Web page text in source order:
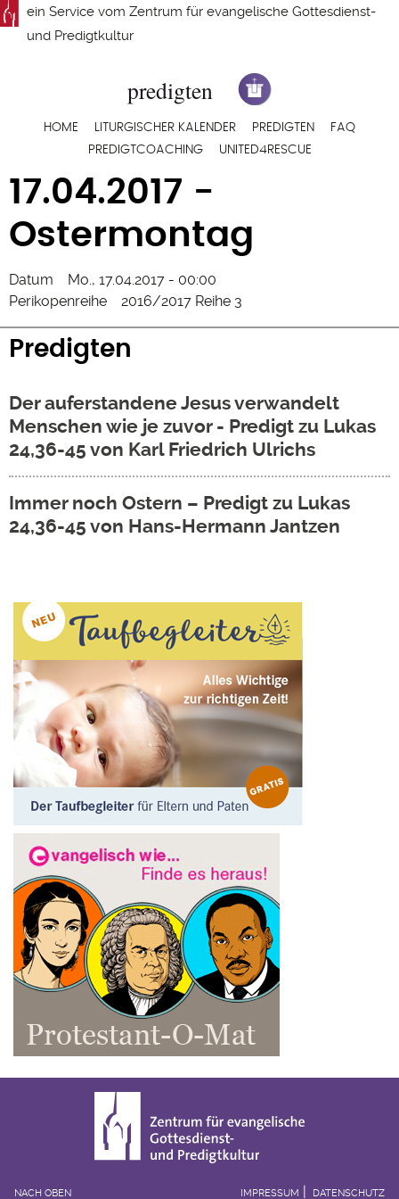
Direkt
zum
ein Service vom Zentrum für evangelische Gottesdienst-
und Predigtkultur
Hauptnavigation
HOME LITURGISCHER KALENDER PREDIGTEN
FAQ
PREDIGTCOACHING
UNITED4RESCUE
17.04.2017 -
Ostermontag
Datum
Mo., 17.04.2017 - 00:00
Perikopenreihe
2016/2017 Reihe 3
Predigten
Der auferstandene Jesus verwandelt
Menschen wie je zuvor - Predigt zu Lukas
24,36-45 von Karl Friedrich Ulrichs
Immer noch Ostern – Predigt zu Lukas
24,36-45 von Hans-Hermann Jantzen
NACH OBEN IMPRESSUM DATENSCHUTZ